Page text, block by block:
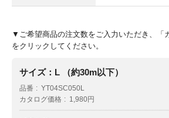
▼ご希望商品の注文数をご入力いただき、「
をクリックしてください。
サイズ：L （約30m以下）
品番
YT04SC050L
カタログ価格
1,980円